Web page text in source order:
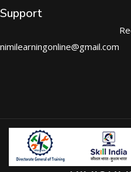
Support
nimilearningonline@gmail.com